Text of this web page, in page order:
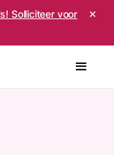
Solliciteer voor
✕